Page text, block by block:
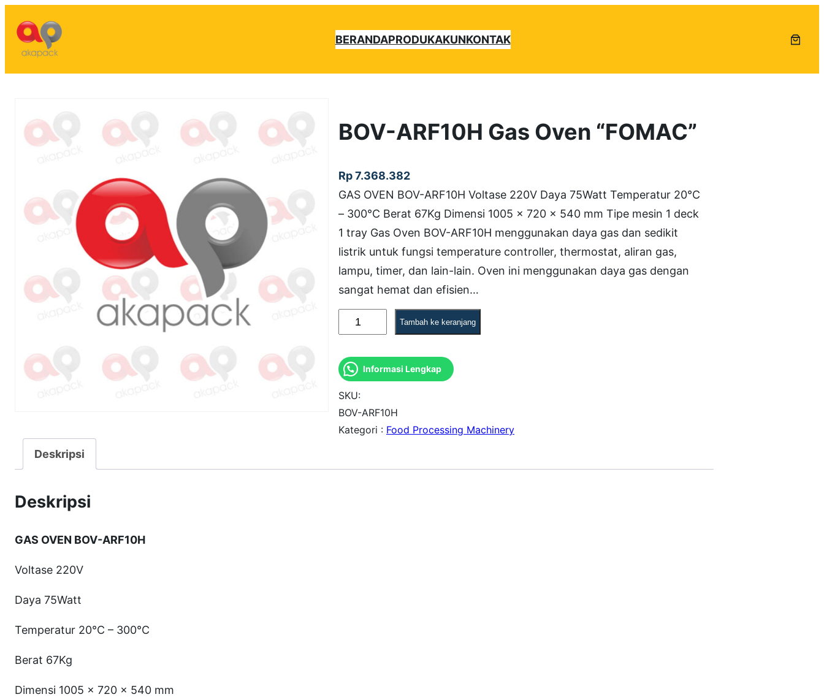
konten
BERANDAPRODUKAKUNKONTAK
BOV-ARF10H Gas Oven “FOMAC”
Rp7.368.382
GAS OVEN BOV-ARF10H Voltase 220V Daya 75Watt Temperatur 20°C
– 300°C Berat 67Kg Dimensi 1005 x 720 x 540 mm Tipe mesin 1 deck
1 tray Gas Oven BOV-ARF10H menggunakan daya gas dan sedikit
listrik untuk fungsi temperature controller, thermostat, aliran gas,
lampu, timer, dan lain-lain. Oven ini menggunakan daya gas dengan
sangat hemat dan efisien…
u
a
n
t
i
t
s
Tambah ke keranjang
Informasi Lengkap
SKU:
BOV-ARF10H
Kategori : Food Processing Machinery
Deskripsi
Deskripsi
GAS OVEN BOV-ARF10H
Voltase 220V
Daya 75Watt
Temperatur 20°C – 300°C
Berat 67Kg
Dimensi 1005 x 720 x 540 mm